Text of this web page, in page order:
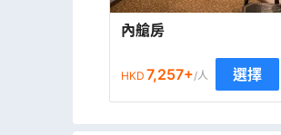
內艙房
HKD 7,257+/人 選擇